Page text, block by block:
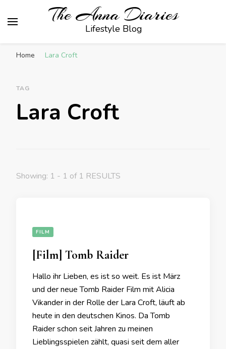
The Anna Diaries
Lifestyle Blog
Home Lara Croft
TAG
Lara Croft
Showing: 1 - 1 of 1 RESULTS
FILM
[Film] Tomb Raider
Hallo ihr Lieben, es ist so weit. Es ist März
und der neue Tomb Raider Film mit Alicia
Vikander in der Rolle der Lara Croft, läuft ab
heute in den deutschen Kinos. Da Tomb
Raider schon seit Jahren zu meinen
Lieblingsspielen zählt, quasi seit dem aller